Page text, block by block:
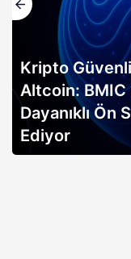
Kripto
Altcoin: BMIC
Dayanıklı Ön
Ediyor